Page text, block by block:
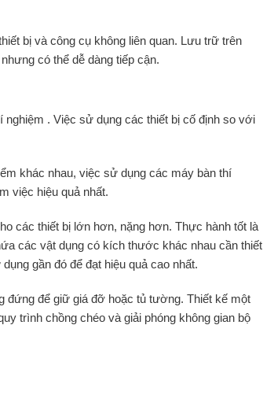
bị và công cụ không liên quan. Lưu trữ trên
có thể dễ dàng tiếp cận.
nghiệm . Việc sử dụng các thiết bị cố định so với
khác nhau, việc sử dụng các máy bàn thí
việc hiệu quả nhất.
các thiết bị lớn hơn, nặng hơn. Thực hành tốt là
các vật dụng có kích thước khác nhau cần thiết
gần đó để đạt hiệu quả cao nhất.
đứng để giữ giá đỡ hoặc tủ tường. Thiết kế một
trình chồng chéo và giải phóng không gian bộ